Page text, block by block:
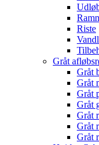
Riste
Gråt
Gråt
Gråt
Gråt
Gråt
Gråt
Gråt
Gråt